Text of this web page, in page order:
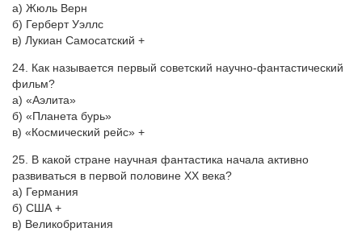
а) Жюль Верн
б) Герберт Уэллс
в) Лукиан Самосатский +
24. Как называется первый советский научно-фантастический
фильм?
а) «Аэлита»
б) «Планета бурь»
в) «Космический рейс» +
25. В какой стране научная фантастика начала активно
развиваться в первой половине XX века?
а) Германия
б) США +
в) Великобритания